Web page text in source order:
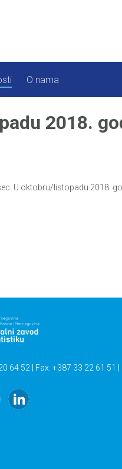
O nama
2018.
U oktobru/listopadu 2018.
64 52 | Fax: +387 33 22 61 51 |